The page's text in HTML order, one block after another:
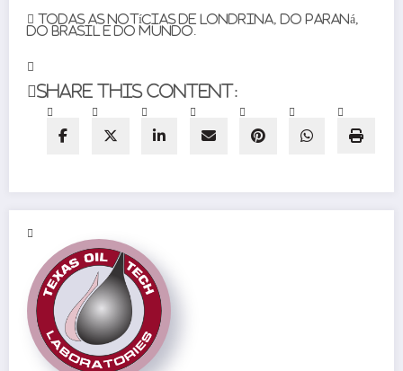
Todas as notícias de Londrina, do Paraná,
do Brasil e do mundo.
Share this content: